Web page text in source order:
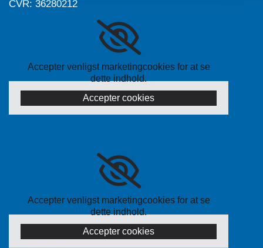
CVR: 36280212
Accepter venligst marketingcookies for at se
dette indhold.
Accepter cookies
Accepter venligst marketingcookies for at se
dette indhold.
Accepter cookies